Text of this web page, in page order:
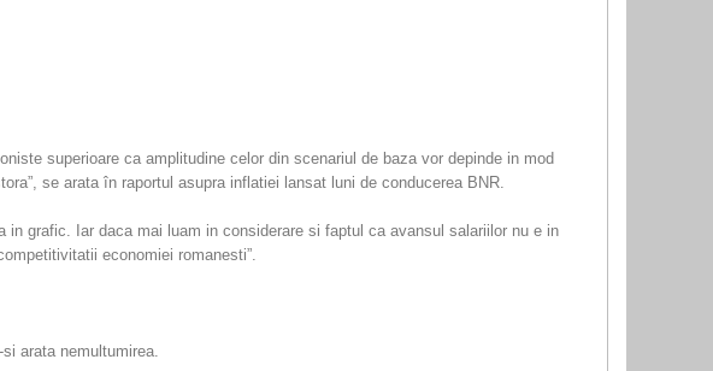
superioare ca amplitudine celor din scenariul de baza vor depinde in mod
se arata în raportul asupra inflatiei lansat luni de conducerea BNR.
grafic. Iar daca mai luam in considerare si faptul ca avansul salariilor nu e in
economiei romanesti”.
arata nemultumirea.